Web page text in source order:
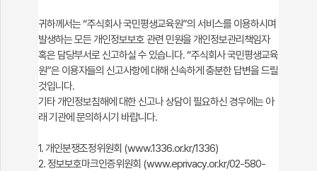
귀하께서는 “주식회사 국민평생교육원”의 서비스를 이용하시며
발생하는 모든 개인정보보호 관련 민원을 개인정보관리책임자
혹은 담당부서로 신고하실 수 있습니다. “주식회사 국민평생교육
원”은 이용자들의 신고사항에 대해 신속하게 충분한 답변을 드릴
것입니다.
기타 개인정보침해에 대한 신고나 상담이 필요하신 경우에는 아
래 기관에 문의하시기 바랍니다.
1. 개인분쟁조정위원회 (www.1336.or.kr/1336)
2. 정보보호마크인증위원회 (www.eprivacy.or.kr/02-580-